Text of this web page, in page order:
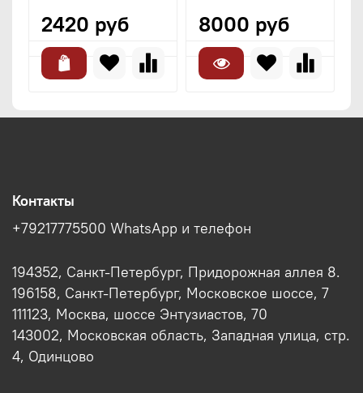
2420 руб 8000 руб
Контакты
+79217775500 WhatsApp и телефон
194352, Санкт-Петербург, Придорожная аллея 8.
196158, Санкт-Петербург, Московское шоссе, 7
111123, Москва, шоссе Энтузиастов, 70
143002, Московская область, Западная улица, стр.
4, Одинцово